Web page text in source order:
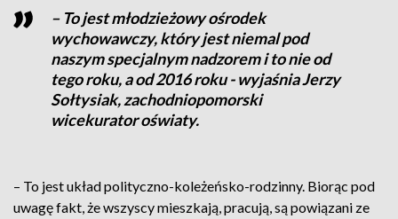
– To jest młodzieżowy ośrodek
wychowawczy, który jest niemal pod
naszym specjalnym nadzorem i to nie od
tego roku, a od 2016 roku - wyjaśnia Jerzy
Sołtysiak, zachodniopomorski
wicekurator oświaty.
– To jest układ polityczno-koleżeńsko-rodzinny. Biorąc pod
uwagę fakt, że wszyscy mieszkają, pracują, są powiązani ze